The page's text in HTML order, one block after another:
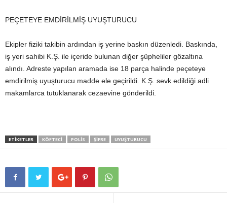
PEÇETEYE EMDİRİLMİŞ UYUŞTURUCU
Ekipler fiziki takibin ardından iş yerine baskın düzenledi. Baskında,
iş yeri sahibi K.Ş. ile içeride bulunan diğer şüpheliler gözaltına
alındı. Adreste yapılan aramada ise 18 parça halinde peçeteye
emdirilmiş uyuşturucu madde ele geçirildi. K.Ş. sevk edildiği adli
makamlarca tutuklanarak cezaevine gönderildi.
ETIKETLER KÖFTECI POLIS ŞIFRE UYUŞTURUCU